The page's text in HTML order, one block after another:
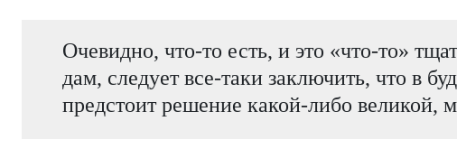
Очевидно, что-то есть, и это «что-то»
дам, следует все-таки заключить, что в
предстоит решение какой-либо великой,